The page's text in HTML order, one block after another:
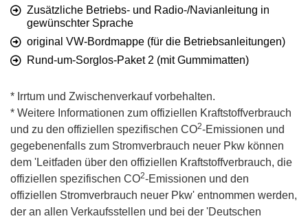
Zusätzliche Betriebs- und Radio-/Navianleitung in
gewünschter Sprache
original VW-Bordmappe (für die Betriebsanleitungen)
Rund-um-Sorglos-Paket 2 (mit Gummimatten)
* Irrtum und Zwischenverkauf vorbehalten.
* Weitere Informationen zum offiziellen Kraftstoffverbrauch
und zu den offiziellen spezifischen CO2-Emissionen und
gegebenenfalls zum Stromverbrauch neuer Pkw können
dem 'Leitfaden über den offiziellen Kraftstoffverbrauch, die
offiziellen spezifischen CO2-Emissionen und den
offiziellen Stromverbrauch neuer Pkw' entnommen werden,
der an allen Verkaufsstellen und bei der 'Deutschen